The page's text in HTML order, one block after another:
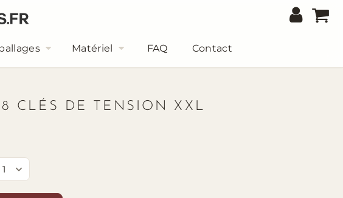
Matériel FAQ Contact
CLÉS DE TENSION XXL